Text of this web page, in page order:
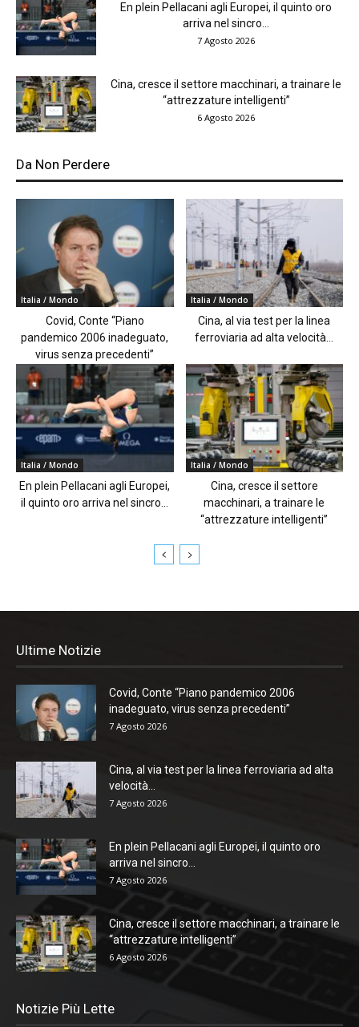
En plein Pellacani agli Europei, il quinto oro
arriva nel sincro...
7 Agosto 2026
Cina, cresce il settore macchinari, a trainare le
“attrezzature intelligenti”
6 Agosto 2026
Da Non Perdere
Italia / Mondo
Covid, Conte “Piano
pandemico 2006 inadeguato,
virus senza precedenti”
Italia / Mondo
Cina, al via test per la linea
ferroviaria ad alta velocità...
Italia / Mondo
En plein Pellacani agli Europei,
il quinto oro arriva nel sincro...
Italia / Mondo
Cina, cresce il settore
macchinari, a trainare le
“attrezzature intelligenti”
Ultime Notizie
Covid, Conte “Piano pandemico 2006
inadeguato, virus senza precedenti”
7 Agosto 2026
Cina, al via test per la linea ferroviaria ad alta
velocità...
7 Agosto 2026
En plein Pellacani agli Europei, il quinto oro
arriva nel sincro...
7 Agosto 2026
Cina, cresce il settore macchinari, a trainare le
“attrezzature intelligenti”
6 Agosto 2026
Notizie Più Lette